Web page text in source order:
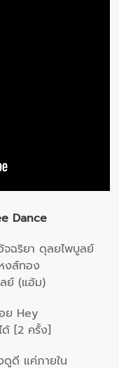
Dance
ฉริยา ดุลยไพบูลย์
งส์ทอง
ย์ (แอ้ม)
ย Hey
[2 ครั้ง]
ดูดี แค่ภายใน